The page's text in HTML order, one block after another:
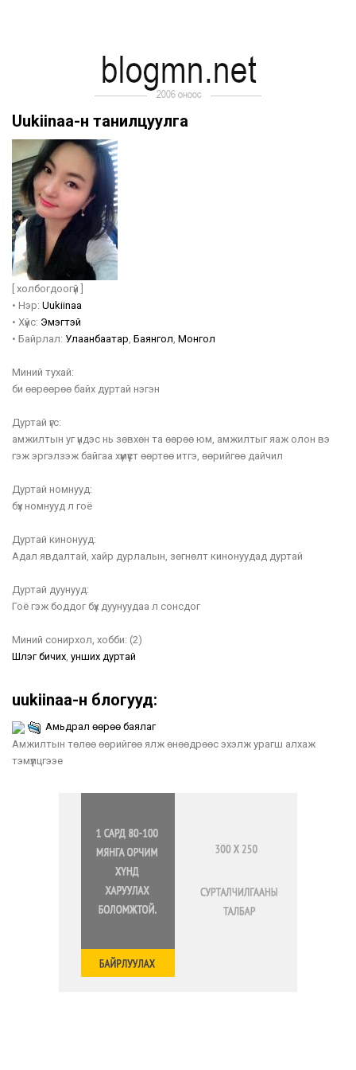
Uukiinaa-н танилцуулга
[ холбогдоогүй ]
• Нэр: Uukiinaa
• Хүйс: Эмэгтэй
• Байрлал: Улаанбаатар, Баянгол, Монгол
Миний тухай:
би өөрөөрөө байх дуртай нэгэн
Дуртай үгс:
амжилтын уг үндэс нь зөвхөн та өөрөө юм, амжилтыг яаж олон вэ
гэж эргэлзэж байгаа хүмүүст өөртөө итгэ, өөрийгөө дайчил
Дуртай номнууд:
бүх номнууд л гоё
Дуртай кинонууд:
Адал явдалтай, хайр дурлалын, зөгнөлт кинонуудад дуртай
Дуртай дуунууд:
Гоё гэж боддог бүх дуунуудаа л сонсдог
Миний сонирхол, хобби: (2)
Шүлэг бичих, унших дуртай
uukiinaa-н блогууд:
Амьдрал өөрөө баялаг
Амжилтын төлөө өөрийгөө ялж өнөөдрөөс эхэлж урагш алхаж
тэмүүлцгээе